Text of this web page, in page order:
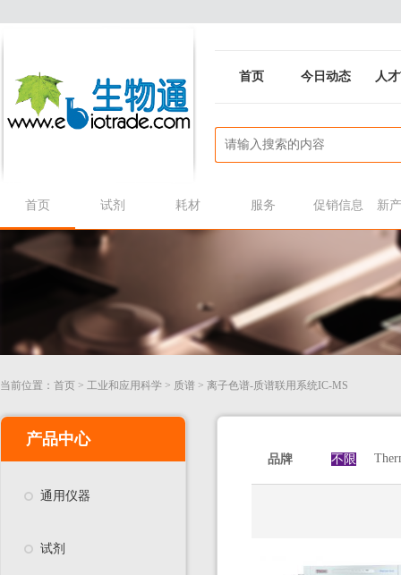
首页 今日动态 人
首页 试剂 耗材 服务 促销信息 新
当前位置： 首页 > 工业和应用科学 > 质谱 > 离子色谱-质谱联用系统IC-MS
产品中心
通用仪器
试剂
品牌 不限